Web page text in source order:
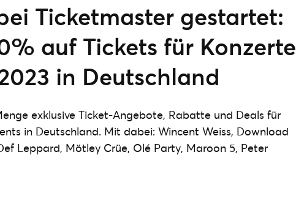
Ticketmaster gestartet:
auf Tickets für Konzerte
in Deutschland
exklusive Ticket-Angebote, Rabatte und Deals für
in Deutschland. Mit dabei: Wincent Weiss, Download
Leppard, Mötley Crüe, Olé Party, Maroon 5, Peter